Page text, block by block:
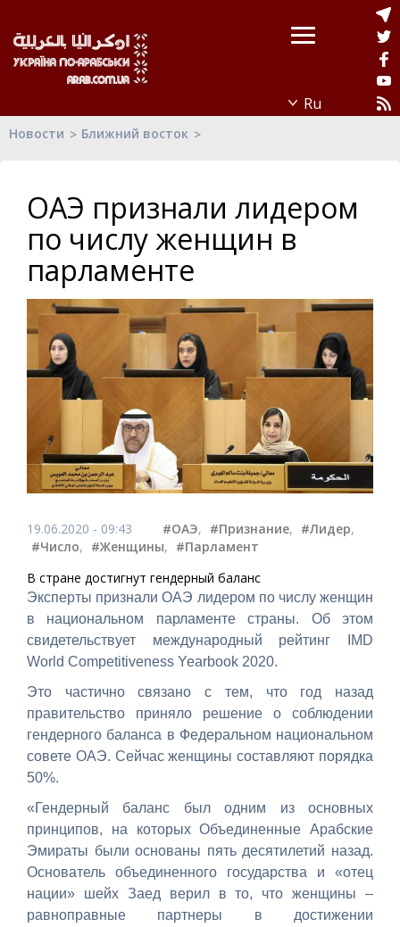
Новости Ближний восток
ОАЭ признали лидером
по числу женщин в
парламенте
19.06.2020 - 09:43 #ОАЭ, #Признание, #Лидер,
#Число, #Женщины, #Парламент
В стране достигнут гендерный баланс
Эксперты признали ОАЭ лидером по числу женщин
в национальном парламенте страны. Об этом
свидетельствует международный рейтинг IMD
World Competitiveness Yearbook 2020.
Это частично связано с тем, что год назад
правительство приняло решение о соблюдении
гендерного баланса в Федеральном национальном
совете ОАЭ. Сейчас женщины составляют порядка
50%.
«Гендерный баланс был одним из основных
принципов, на которых Объединенные Арабские
Эмираты были основаны пять десятилетий назад.
Основатель объединенного государства и «отец
нации» шейх Заед верил в то, что женщины –
равноправные партнеры в достижении